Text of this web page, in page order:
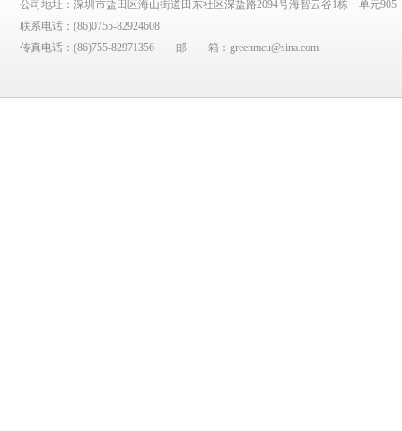
公司地址：深圳市盐田区海山街道田东社区深盐路2094号海智云谷1栋一单元905
联系电话： (86)0755-82924608
传真电话： (86)755-82971356 邮 箱： greenmcu@sina.com